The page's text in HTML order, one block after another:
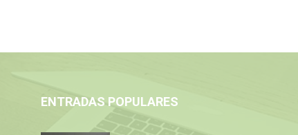
ENTRADAS POPULARES